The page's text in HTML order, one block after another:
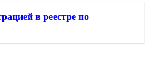
в реестре по